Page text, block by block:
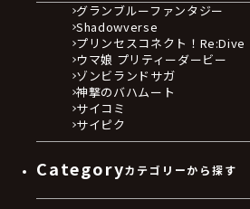
グランブルーファンタジー
Shadowverse
プリンセスコネクト！Re:Dive
ウマ娘 プリティーダービー
ゾンビランドサガ
神撃のバハムート
サイコミ
サイピク
Categoryカテゴリーから探す